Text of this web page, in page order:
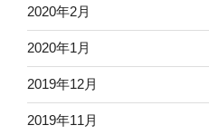
2020年2月
2020年1月
2019年12月
2019年11月